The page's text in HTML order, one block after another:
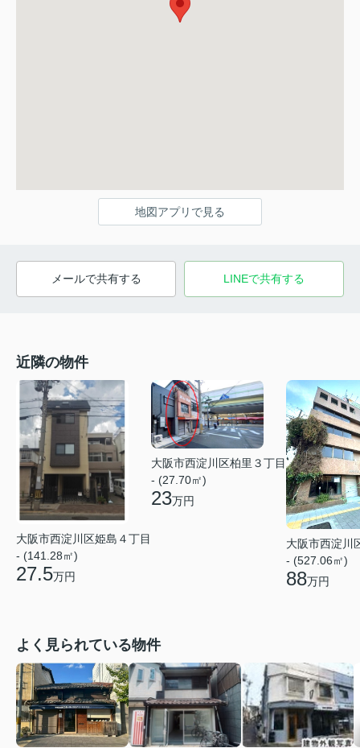
地図アプリで見る
メールで共有する LINEで共有する
近隣の物件
大阪市西淀川区姫島４丁目
- (141.28㎡)
27.5万円
大阪市西淀川区柏里３丁目
- (27.70㎡)
23万円
大阪市西淀川
- (527.06㎡)
88万円
よく見られている物件